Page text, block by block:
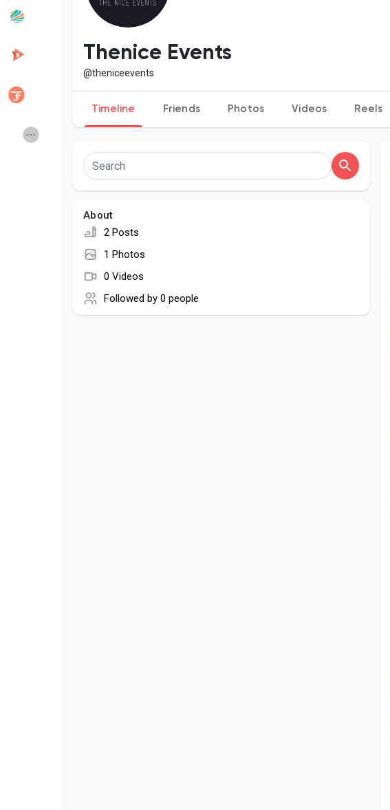
Popular Posts Discover Posts
Global News Vdo Junction
Thenice Events
@theniceevents
Timeline Friends Photos Videos Reels
About
2 Posts
1 Photos
0 Videos
Followed by 0 people